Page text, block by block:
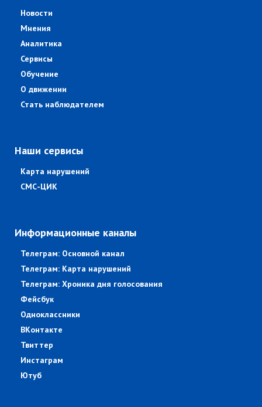
Новости
Мнения
Аналитика
Сервисы
Обучение
О движении
Стать наблюдателем
Наши сервисы
Карта нарушений
СМС-ЦИК
Информационные каналы
Телеграм: Основной канал
Телеграм: Карта нарушений
Телеграм: Хроника дня голосования
Фейсбук
Одноклассники
ВКонтакте
Твиттер
Инстаграм
Ютуб